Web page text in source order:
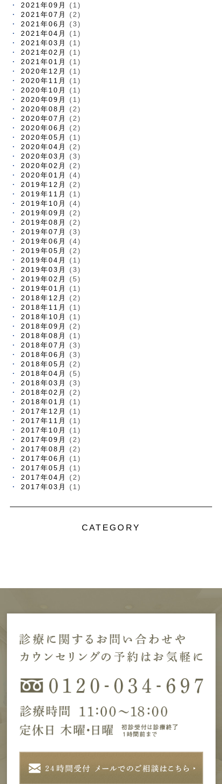
2021年09月
(1)
2021年07月
(2)
2021年06月
(3)
2021年04月
(1)
2021年03月
(1)
2021年02月
(1)
2021年01月
(1)
2020年12月
(1)
2020年11月
(1)
2020年10月
(1)
2020年09月
(1)
2020年08月
(2)
2020年07月
(2)
2020年06月
(2)
2020年05月
(1)
2020年04月
(2)
2020年03月
(3)
2020年02月
(2)
2020年01月
(4)
2019年12月
(2)
2019年11月
(1)
2019年10月
(4)
2019年09月
(2)
2019年08月
(2)
2019年07月
(3)
2019年06月
(4)
2019年05月
(2)
2019年04月
(1)
2019年03月
(3)
2019年02月
(5)
2019年01月
(1)
2018年12月
(2)
2018年11月
(1)
2018年10月
(1)
2018年09月
(2)
2018年08月
(1)
2018年07月
(3)
2018年06月
(3)
2018年05月
(2)
2018年04月
(5)
2018年03月
(3)
2018年02月
(2)
2018年01月
(1)
2017年12月
(1)
2017年11月
(1)
2017年10月
(1)
2017年09月
(2)
2017年08月
(2)
2017年06月
(1)
2017年05月
(1)
2017年04月
(2)
2017年03月
(1)
CATEGORY